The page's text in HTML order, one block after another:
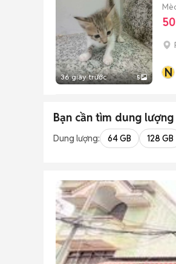
36 giây trước 5 N
Bạn cần tìm dung lượng
Dung lượng: 64 GB 128 GB